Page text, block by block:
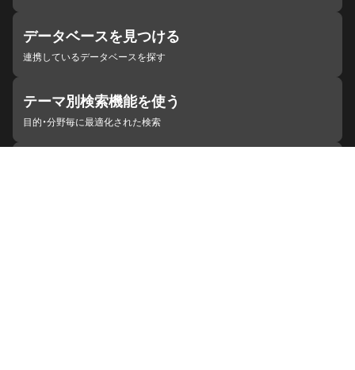
データベースを見つける
連携しているデータベースを探す
テーマ別検索機能を使う
目的・分野毎に最適化された検索